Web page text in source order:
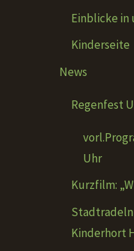
Einblicke in
Kinderseite
News
Regenfest
Uhr
Kurzfilm:
Stadtradeln
Kinderhort